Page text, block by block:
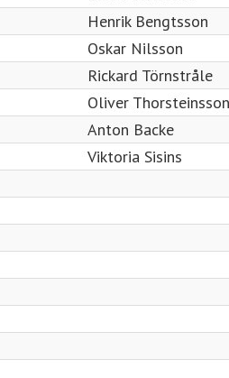
Henrik Bengtsson
Oskar Nilsson
Rickard Törnstråle
Oliver Thorsteinsson
Anton Backe
Viktoria Sisins